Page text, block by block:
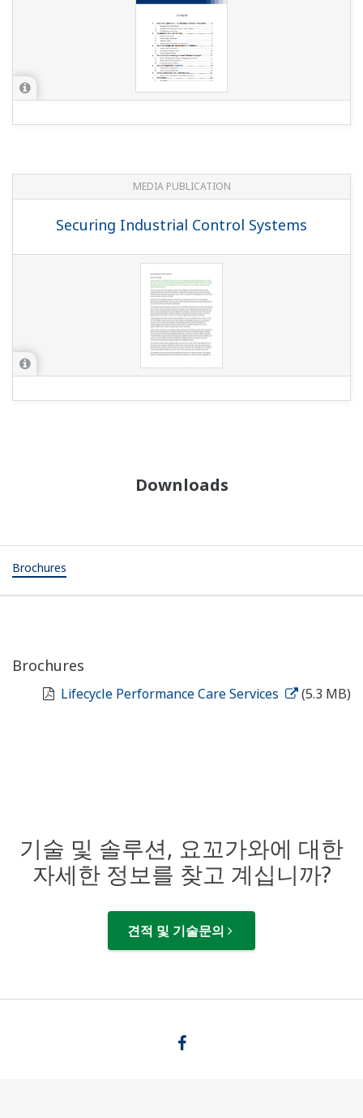
MEDIA PUBLICATION
Securing Industrial Control Systems
Downloads
Brochures
Brochures
Lifecycle Performance Care Services (5.3 MB)
기술 및 솔루션, 요꼬가와에 대한
자세한 정보를 찾고 계십니까?
견적 및 기술문의